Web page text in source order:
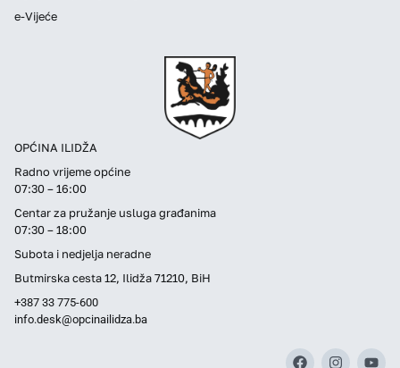
OPĆINA ILIDŽA
Radno vrijeme općine
07:30 – 16:00
Centar za pružanje usluga građanima
07:30 – 18:00
Subota i nedjelja neradne
Butmirska cesta 12, Ilidža 71210, BiH
+387 33 775-600
info.desk@opcinailidza.ba
e-Vijeće